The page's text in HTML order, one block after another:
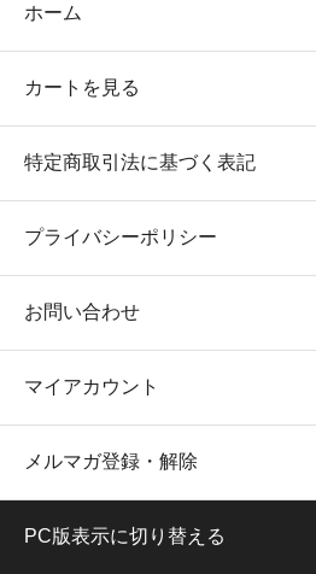
ホーム
カートを見る
特定商取引法に基づく表記
プライバシーポリシー
お問い合わせ
マイアカウント
メルマガ登録・解除
PC版表示に切り替える